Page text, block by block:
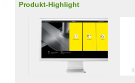
Produkt-Highlight